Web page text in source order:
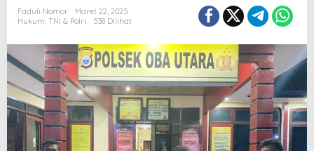
Faduli Nomor
Maret 22, 2025
Hukum, TNI & Polri 538 Dilihat